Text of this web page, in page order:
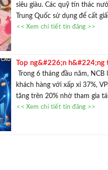
siêu giàu. Các quỹ tín thác
Trung Quốc sử dụng để cất
<< Xem chi tiết tin đăng >>
Top ng&#226;n
Trong 6 tháng đầu năm,
khách hàng với xấp xỉ 37%,
tăng trên 20% nhờ tham gia
<< Xem chi tiết tin đăng >>